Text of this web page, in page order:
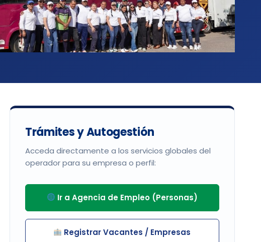
Trámites y Autogestión
Acceda directamente a los servicios globales del
operador para su empresa o perfil:
Ir a Agencia de Empleo (Personas)
Registrar Vacantes / Empresas